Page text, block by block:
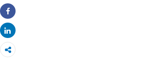
Share
Share